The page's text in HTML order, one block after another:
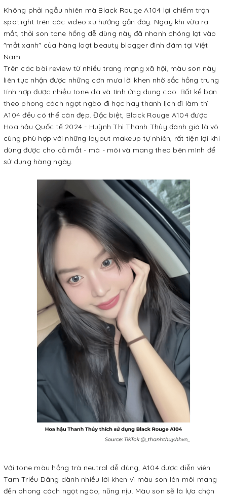
Không phải ngẫu nhiên mà Black Rouge A104 lại chiếm trọn
spotlight trên các video xu hướng gần đây. Ngay khi vừa ra
mắt, thỏi son tone hồng dễ dùng này đã nhanh chóng lọt vào
"mắt xanh" của hàng loạt beauty blogger đình đám tại Việt
Nam.
Trên các bài review từ nhiều trang mạng xã hội, màu son này
liên tục nhận được những cơn mưa lời khen nhờ sắc hồng trung
tính hợp được nhiều tone da và tính ứng dụng cao. Bất kể bạn
theo phong cách ngọt ngào đi học hay thanh lịch đi làm thì
A104 đều có thể cân đẹp. Đặc biệt, Black Rouge A104 được
Hoa hậu Quốc tế 2024 - Huỳnh Thị Thanh Thủy đánh giá là vô
cùng phù hợp với những layout makeup tự nhiên, rất tiện lợi khi
dùng được cho cả mắt - má - môi và mang theo bên mình để
sử dụng hàng ngày.
Với tone màu hồng trà neutral dễ dùng, A104 được diễn viên
Tam Triều Dâng dành nhiều lời khen vì màu son lên môi mang
đến phong cách ngọt ngào, nũng nịu. Màu son sẽ là lựa chọn